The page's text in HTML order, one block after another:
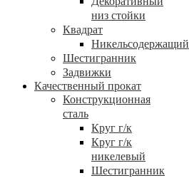
низ стойки
Квадрат
Никельсодержащий
Шестигранник
Задвижки
Качественный прокат
Конструкционная
сталь
Круг г/к
Круг г/к
никелевый
Шестигранник